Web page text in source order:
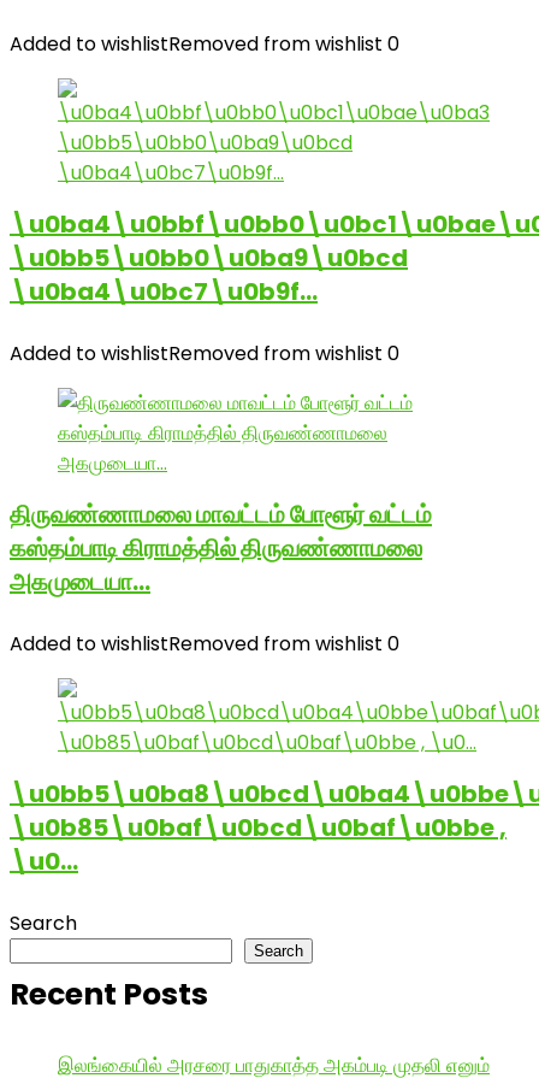
Added to wishlistRemoved from wishlist 0
\u0bb5\u0bb0\u0ba9\u0bcd
\u0ba4\u0bc7\u0b9f…
Added to wishlistRemoved from wishlist 0
திருவண்ணாமலை மாவட்டம் போளூர் வட்டம்
கஸ்தம்பாடி கிராமத்தில் திருவண்ணாமலை
அகமுடையா…
Added to wishlistRemoved from wishlist 0
\u0b85\u0baf\u0bcd\u0baf\u0bbe ,
\u0…
Search
Search
Recent Posts
இலங்கையில் அரசரை பாதுகாத்த அகம்படி முதலி எனும்